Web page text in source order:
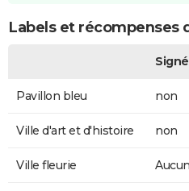
Labels et récompenses
Pavillon bleu non
Ville d'art et d'histoire non
Ville fleurie